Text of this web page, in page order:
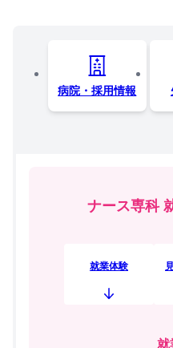
病院・採用情報
ナース専科
就業体験
就